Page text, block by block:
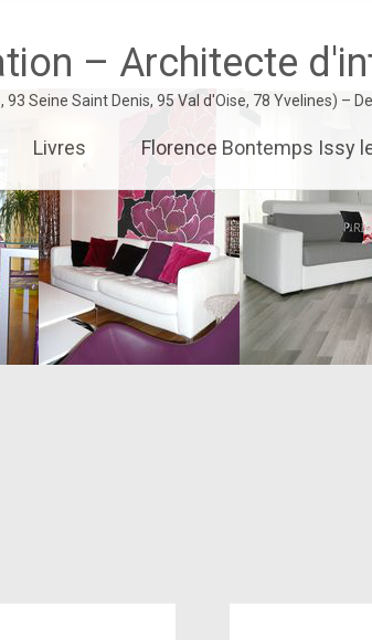
– Architecte
Seine Saint Denis, 95 Val d'Oise, 78 Yvelines) –
Livres Florence Bontemps Issy